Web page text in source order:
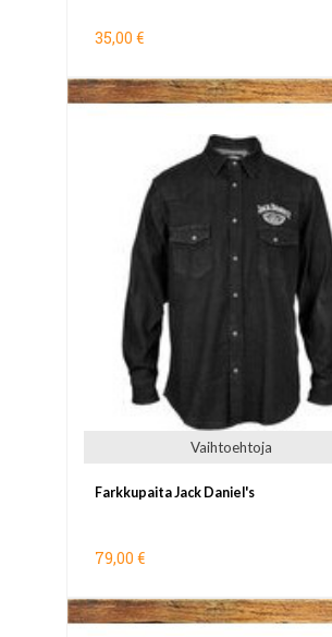
35,00 €
Vaihtoehtoja
Farkkupaita Jack Daniel's
79,00 €